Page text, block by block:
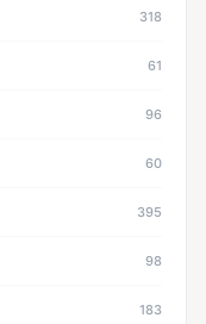
318
61
96
60
395
98
183